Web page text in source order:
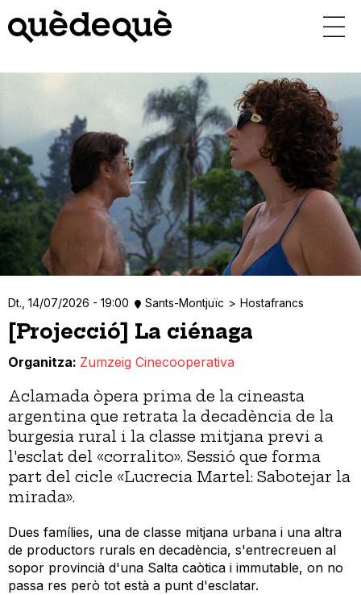
contingut
Dt., 14/07/2026 - 19:00 Sants-Montjuïc Hostafrancs
[Projecció] La ciénaga
Organitza Zumzeig Cinecooperativa
Aclamada òpera prima de la cineasta
argentina que retrata la decadència de la
burgesia rural i la classe mitjana previ a
l'esclat del «corralito». Sessió que forma
part del cicle «Lucrecia Martel: Sabotejar la
mirada».
Dues famílies, una de classe mitjana urbana i una altra
de productors rurals en decadència, s'entrecreuen al
sopor provincià d'una Salta caòtica i immutable, on no
passa res però tot està a punt d'esclatar.